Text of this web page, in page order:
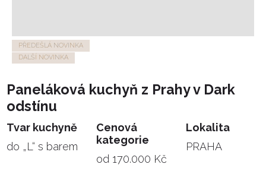
PŘEDEŠLÁ NOVINKA
DALŠÍ NOVINKA
Paneláková kuchyň z Prahy v Dark
odstínu
Tvar kuchyně
do „L“ s barem
Cenová
kategorie
od 170.000 Kč
Lokalita
PRAHA